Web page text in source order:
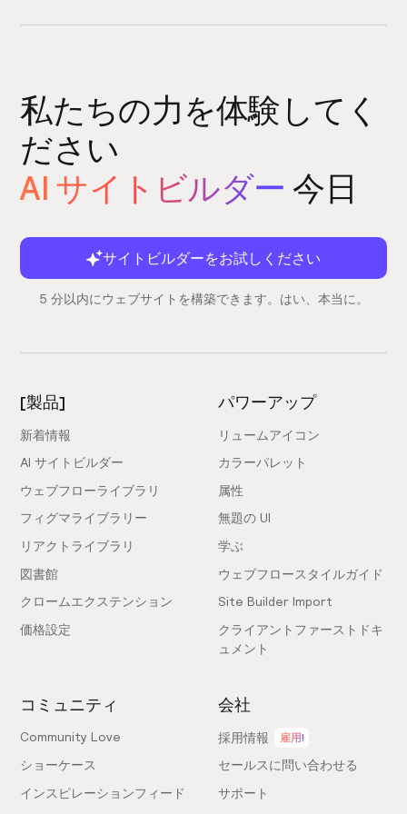
私たちの力を体験してく
ださい
AI サイトビルダー 今日
サイトビルダーをお試しください
5 分以内にウェブサイトを構築できます。はい、本当に。
[製品]
新着情報
AI サイトビルダー
ウェブフローライブラリ
フィグマライブラリー
リアクトライブラリ
図書館
クロームエクステンション
価格設定
パワーアップ
リュームアイコン
カラーパレット
属性
無題の UI
学ぶ
ウェブフロースタイルガイド
Site Builder Import
クライアントファーストドキ
ュメント
コミュニティ
Community Love
ショーケース
インスピレーションフィード
会社
採用情報 雇用!
セールスに問い合わせる
サポート